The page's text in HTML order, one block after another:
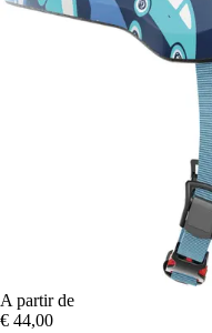
A partir de
€ 44,00